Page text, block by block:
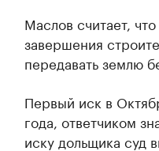
Маслов считает,
завершения
передавать землю
Первый иск в
года, ответчиком
иску дольщика суд